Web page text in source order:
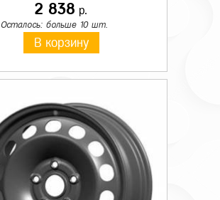
2 838 р.
Осталось: больше 10 шт.
В корзину